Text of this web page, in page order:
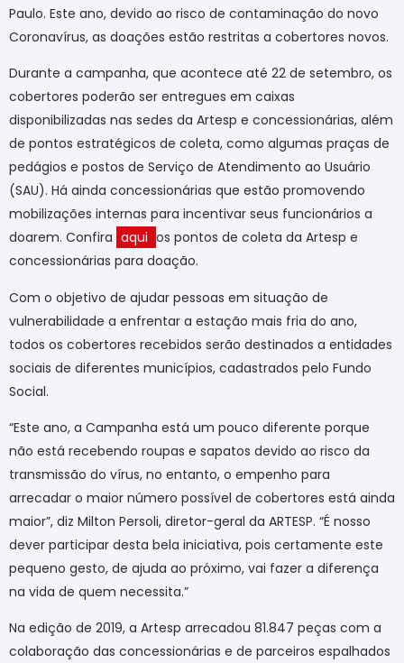
Paulo. Este ano, devido ao risco de contaminação do novo
Coronavírus, as doações estão restritas a cobertores novos.
Durante a campanha, que acontece até 22 de setembro, os
cobertores poderão ser entregues em caixas
disponibilizadas nas sedes da Artesp e concessionárias, além
de pontos estratégicos de coleta, como algumas praças de
pedágios e postos de Serviço de Atendimento ao Usuário
(SAU). Há ainda concessionárias que estão promovendo
mobilizações internas para incentivar seus funcionários a
doarem. Confira aqui os pontos de coleta da Artesp e
concessionárias para doação.
Com o objetivo de ajudar pessoas em situação de
vulnerabilidade a enfrentar a estação mais fria do ano,
todos os cobertores recebidos serão destinados a entidades
sociais de diferentes municípios, cadastrados pelo Fundo
Social.
“Este ano, a Campanha está um pouco diferente porque
não está recebendo roupas e sapatos devido ao risco da
transmissão do vírus, no entanto, o empenho para
arrecadar o maior número possível de cobertores está ainda
maior”, diz Milton Persoli, diretor-geral da ARTESP. “É nosso
dever participar desta bela iniciativa, pois certamente este
pequeno gesto, de ajuda ao próximo, vai fazer a diferença
na vida de quem necessita.”
Na edição de 2019, a Artesp arrecadou 81.847 peças com a
colaboração das concessionárias e de parceiros espalhados